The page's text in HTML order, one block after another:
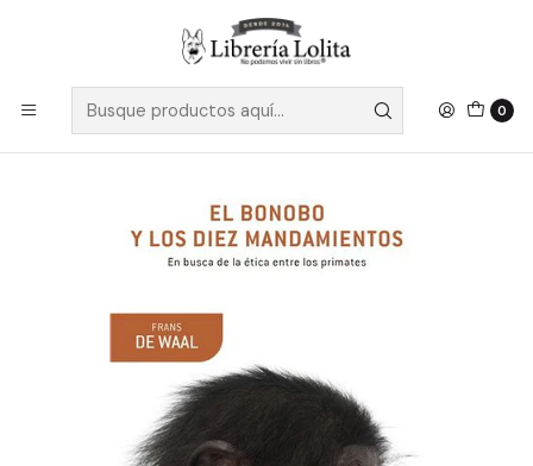
0
Despacho a todo Chile